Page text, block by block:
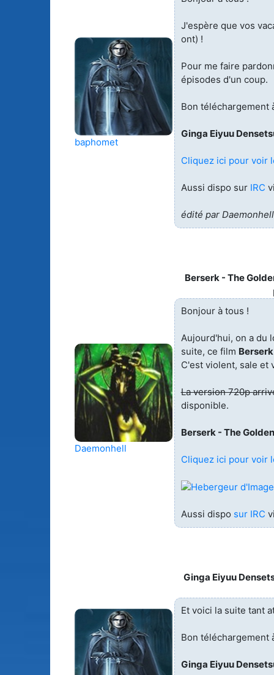
Animes licenciés
Animes abandonnés
(13)
Tous les animes (604)
Mangas terminés
(Privés) (132)
Mangas terminés
(Publics) (88)
(0)
Tous les mangas
baphomet
J'espère que vos
ont) !
Pour me faire
épisodes d'un coup.
Bon téléchargement
Ginga Eiyuu
Cliquez ici pour voir
Aussi dispo sur IRC
édité par Daemonhell
Daemonhell
Berserk - The
Bonjour à tous !
Aujourd'hui, on a du
suite, ce film Berserk
C'est violent, sale et
La version 720p
disponible.
Berserk - The
Cliquez ici pour voir
Aussi dispo sur IRC
Ginga Eiyuu
Et voici la suite tant
Bon téléchargement
Ginga Eiyuu